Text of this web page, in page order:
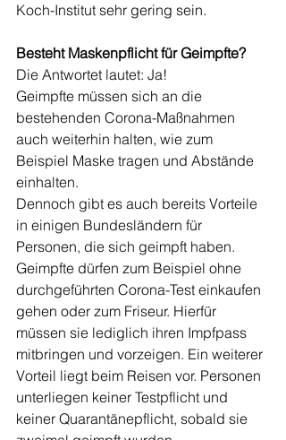
Koch-Institut sehr gering sein.
Besteht Maskenpflicht für Geimpfte?
Die Antwortet lautet: Ja!
Geimpfte müssen sich an die
bestehenden Corona-Maßnahmen
auch weiterhin halten, wie zum
Beispiel Maske tragen und Abstände
einhalten.
Dennoch gibt es auch bereits Vorteile
in einigen Bundesländern für
Personen, die sich geimpft haben.
Geimpfte dürfen zum Beispiel ohne
durchgeführten Corona-Test einkaufen
gehen oder zum Friseur. Hierfür
müssen sie lediglich ihren Impfpass
mitbringen und vorzeigen. Ein weiterer
Vorteil liegt beim Reisen vor. Personen
unterliegen keiner Testpflicht und
keiner Quarantänepflicht, sobald sie